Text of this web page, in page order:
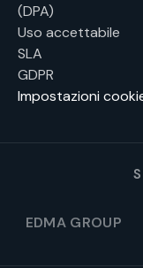
(DPA)
Uso accettabile
SLA
GDPR
Impostazioni
EDMA GROUP